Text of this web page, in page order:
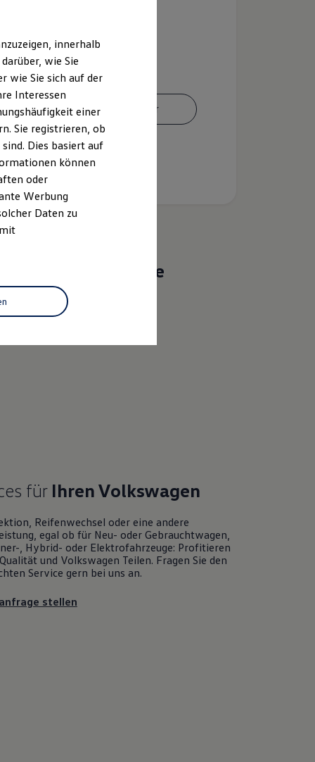
Ansprechpartner
Das sind unsere
Leistungen
für IhrenVolkswagen
Reifenwechsel oder eine andere
egal ob für Neu- oder Gebrauchtwagen
, Hybrid- oder Elektrofahrzeuge: Profitieren
und Volkswagen Teilen. Fragen Sie den
Service gern bei uns an.
stellen
innerhalb
wie Sie
wie Sie sich auf der
Interessen
einer
Sie registrieren, ob
Dies basiert auf
können
oder
Werbung
Daten zu